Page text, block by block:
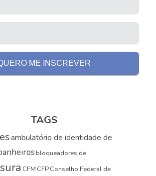
TAGS
ambulatório de identidade de
bloqueadores de
CFM CFPConselho Federal de